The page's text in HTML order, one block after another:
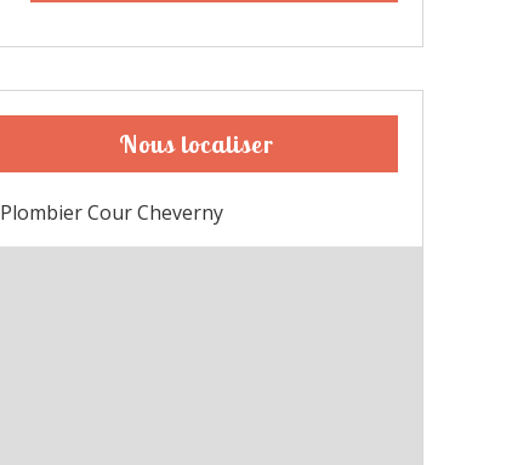
Nous localiser
Plombier Cour Cheverny